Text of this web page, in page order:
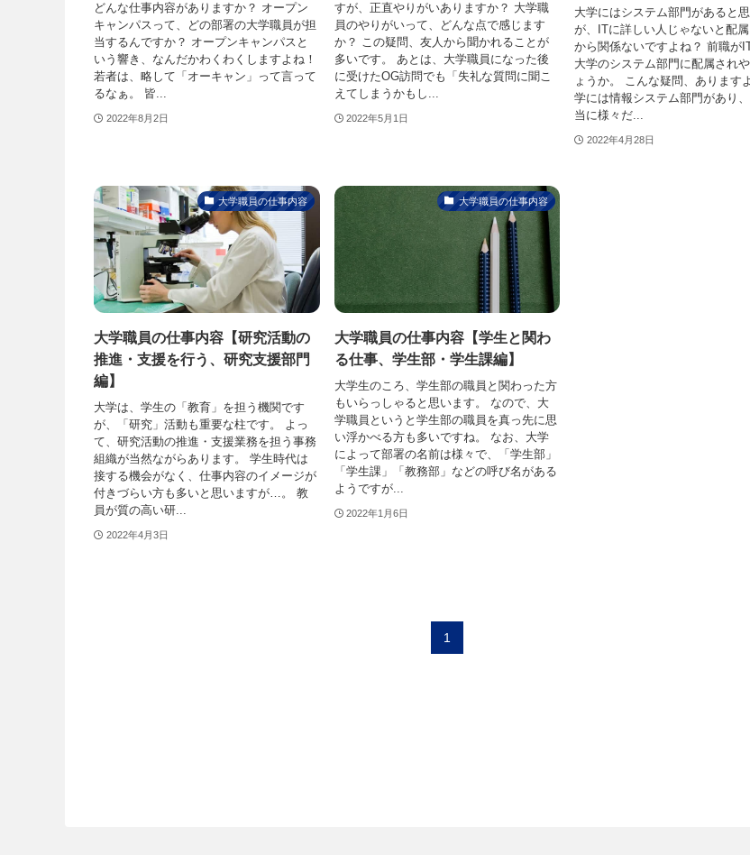
どんな仕事内容がありますか？ オープン
キャンパスって、どの部署の大学職員が担
当するんですか？ オープンキャンパスと
いう響き、なんだかわくわくしますよね！
若者は、略して「オーキャン」って言って
るなぁ。 皆...
2022年8月2日
すが、正直やりがいありますか？ 大学職
員のやりがいって、どんな点で感じます
か？ この疑問、友人から聞かれることが
多いです。 あとは、大学職員になった後
に受けたOG訪問でも「失礼な質問に聞こ
えてしまうかもし...
2022年5月1日
大学にはシステム部門があると
が、ITに詳しい人じゃないと配
から関係ないですよね？ 前職が
大学のシステム部門に配属され
ょうか。 こんな疑問、あります
学には情報システム部門があり
当に様々だ...
2022年4月28日
大学職員の仕事内容
大学職員の仕事内容【研究活動の
推進・支援を行う、研究支援部門
編】
大学は、学生の「教育」を担う機関です
が、「研究」活動も重要な柱です。 よっ
て、研究活動の推進・支援業務を担う事務
組織が当然ながらあります。 学生時代は
接する機会がなく、仕事内容のイメージが
付きづらい方も多いと思いますが…。 教
員が質の高い研...
2022年4月3日
大学職員の仕事内容
大学職員の仕事内容【学生と関わ
る仕事、学生部・学生課編】
大学生のころ、学生部の職員と関わった方
もいらっしゃると思います。 なので、大
学職員というと学生部の職員を真っ先に思
い浮かべる方も多いですね。 なお、大学
によって部署の名前は様々で、「学生部」
「学生課」「教務部」などの呼び名がある
ようですが...
2022年1月6日
1